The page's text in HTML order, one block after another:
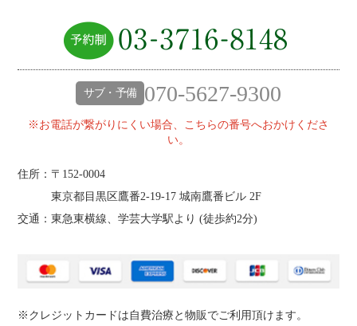
サブ・予備 070-5627-9300
※お電話が繋がりにくい場合、こちらの番号へおかけくださ
い。
住所：〒152-0004
東京都目黒区鷹番2‐19‐17 城南鷹番ビル 2F
交通：東急東横線、学芸大学駅より (徒歩約2分)
※クレジットカードは自費治療と物販でご利用頂けます。